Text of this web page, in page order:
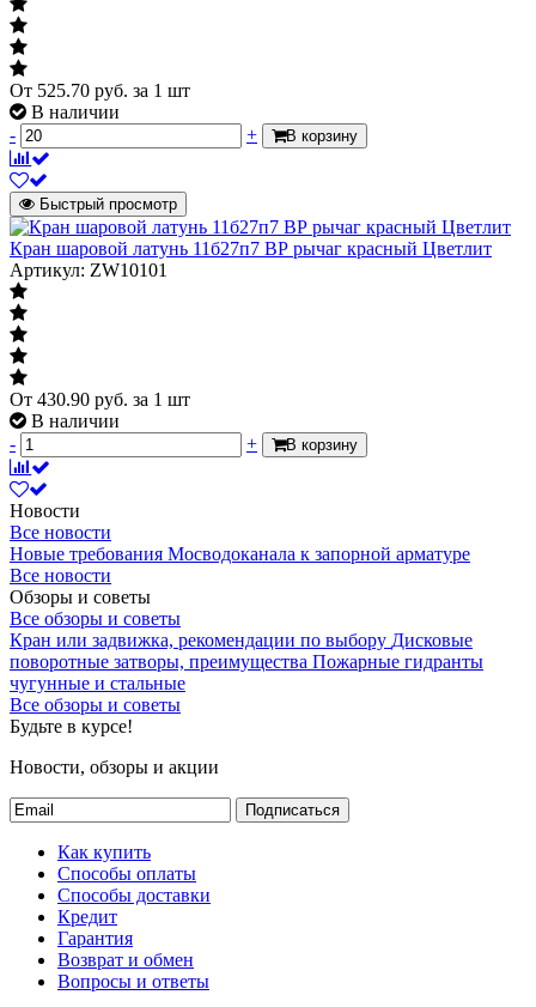
От 525.70 руб. за 1 шт
В наличии
-
+ В корзину
Быстрый просмотр
Кран шаровой латунь 11б27п7 ВР рычаг красный Цветлит
Артикул: ZW10101
От 430.90 руб. за 1 шт
В наличии
-
+ В корзину
Новости
Все новости
Новые требования Мосводоканала к запорной арматуре
Все новости
Обзоры и советы
Все обзоры и советы
Кран или задвижка, рекомендации по выбору Дисковые
поворотные затворы, преимущества Пожарные гидранты
чугунные и стальные
Все обзоры и советы
Будьте в курсе!
Новости, обзоры и акции
Подписаться
Как купить
Способы оплаты
Способы доставки
Кредит
Гарантия
Возврат и обмен
Вопросы и ответы